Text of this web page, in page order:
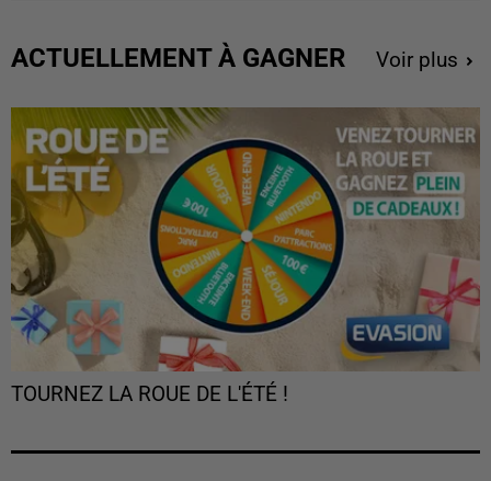
ACTUELLEMENT À GAGNER Voir plus
TOURNEZ LA ROUE DE L'ÉTÉ !